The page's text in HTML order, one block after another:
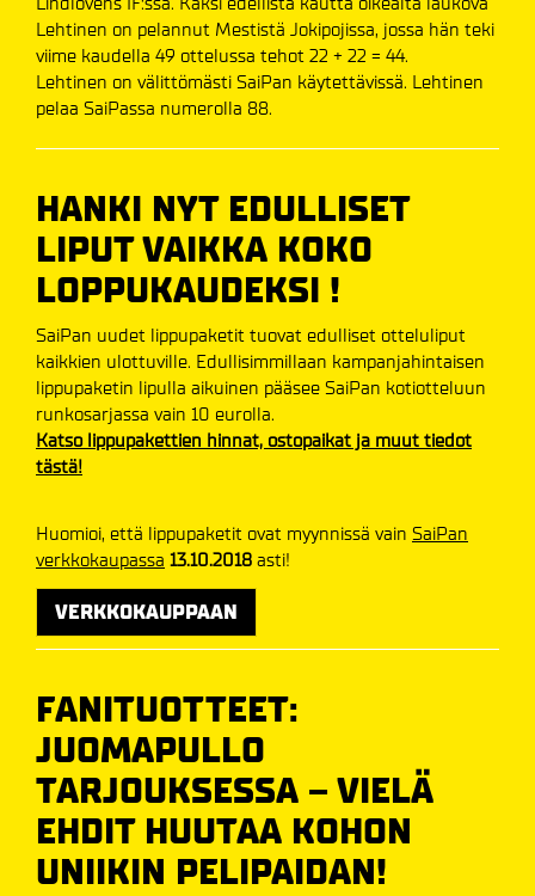
Lehtinen on pelannut Mestistä Jokipojissa, jossa hän teki
viime kaudella 49 ottelussa tehot 22 + 22 = 44.
Lehtinen on välittömästi SaiPan käytettävissä. Lehtinen
pelaa SaiPassa numerolla 88.
HANKI NYT EDULLISET
LIPUT VAIKKA KOKO
LOPPUKAUDEKSI !
SaiPan uudet lippupaketit tuovat edulliset otteluliput
kaikkien ulottuville. Edullisimmillaan kampanjahintaisen
lippupaketin lipulla aikuinen pääsee SaiPan kotiotteluun
runkosarjassa vain 10 eurolla.
Katso lippupakettien hinnat, ostopaikat ja muut tiedot
tästä!
Huomioi, että lippupaketit ovat myynnissä vain SaiPan
verkkokaupassa 13.10.2018 asti!
VERKKOKAUPPAAN
FANITUOTTEET:
JUOMAPULLO
TARJOUKSESSA – VIELÄ
EHDIT HUUTAA KOHON
UNIIKIN PELIPAIDAN!